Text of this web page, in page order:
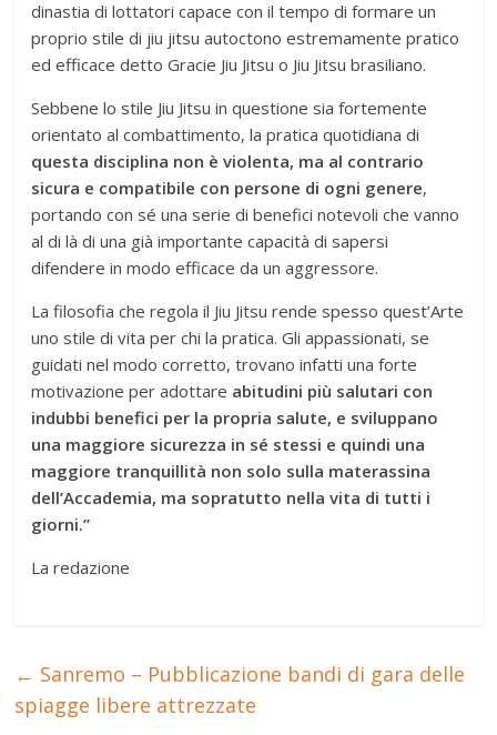
dinastia di lottatori capace con il tempo di formare un
proprio stile di jiu jitsu autoctono estremamente pratico
ed efficace detto Gracie Jiu Jitsu o Jiu Jitsu brasiliano.
Sebbene lo stile Jiu Jitsu in questione sia fortemente
orientato al combattimento, la pratica quotidiana di
questa disciplina non è violenta, ma al contrario
sicura e compatibile con persone di ogni genere,
portando con sé una serie di benefici notevoli che vanno
al di là di una già importante capacità di sapersi
difendere in modo efficace da un aggressore.
La filosofia che regola il Jiu Jitsu rende spesso quest’Arte
uno stile di vita per chi la pratica. Gli appassionati, se
guidati nel modo corretto, trovano infatti una forte
motivazione per adottare abitudini più salutari con
indubbi benefici per la propria salute, e sviluppano
una maggiore sicurezza in sé stessi e quindi una
maggiore tranquillità non solo sulla materassina
dell’Accademia, ma sopratutto nella vita di tutti i
giorni.”
La redazione
← Sanremo – Pubblicazione bandi di gara delle
spiagge libere attrezzate